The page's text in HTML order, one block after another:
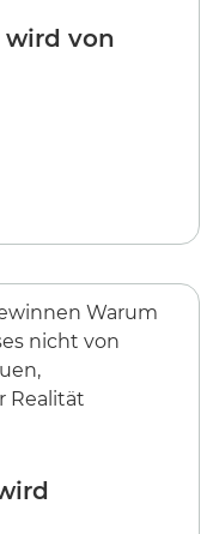
von